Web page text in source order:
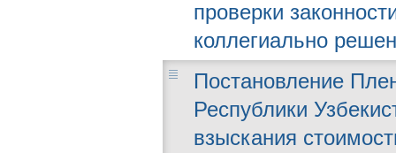
проверки
коллегиально
Постановление
Республики
взыскания